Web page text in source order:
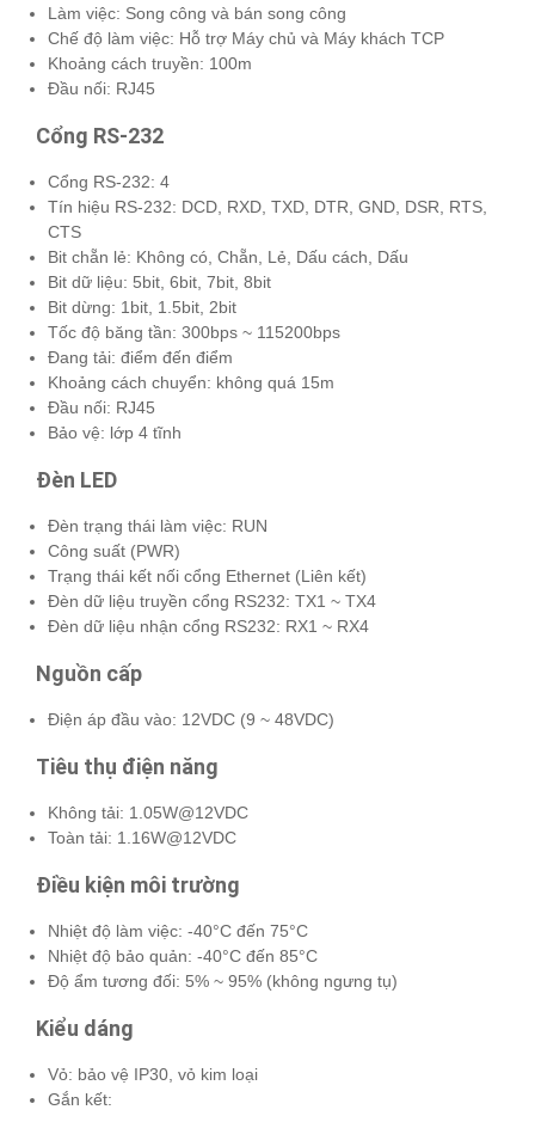
Làm việc: Song công và bán song công
Chế độ làm việc: Hỗ trợ Máy chủ và Máy khách TCP
Khoảng cách truyền: 100m
Đầu nối: RJ45
Cổng RS-232
Cổng RS-232: 4
Tín hiệu RS-232: DCD, RXD, TXD, DTR, GND, DSR, RTS,
CTS
Bit chẵn lẻ: Không có, Chẵn, Lẻ, Dấu cách, Dấu
Bit dữ liệu: 5bit, 6bit, 7bit, 8bit
Bit dừng: 1bit, 1.5bit, 2bit
Tốc độ băng tần: 300bps ~ 115200bps
Đang tải: điểm đến điểm
Khoảng cách chuyển: không quá 15m
Đầu nối: RJ45
Bảo vệ: lớp 4 tĩnh
Đèn LED
Đèn trạng thái làm việc: RUN
Công suất (PWR)
Trạng thái kết nối cổng Ethernet (Liên kết)
Đèn dữ liệu truyền cổng RS232: TX1 ~ TX4
Đèn dữ liệu nhận cổng RS232: RX1 ~ RX4
Nguồn cấp
Điện áp đầu vào: 12VDC (9 ~ 48VDC)
Tiêu thụ điện năng
Không tải: 1.05W@12VDC
Toàn tải: 1.16W@12VDC
Điều kiện môi trường
Nhiệt độ làm việc: -40°C đến 75°C
Nhiệt độ bảo quản: -40°C đến 85°C
Độ ẩm tương đối: 5% ~ 95% (không ngưng tụ)
Kiểu dáng
Vỏ: bảo vệ IP30, vỏ kim loại
Gắn kết: